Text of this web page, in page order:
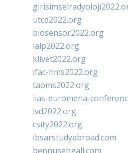
utcd2022.org
biosensor2022.org
ialp2022.org
klivet2022.org
ifac-hms2022.org
taoms2022.org
iias-euromena-
ivd2022.org
csity2022.org
ibsarstudyabroad.com
bennusehgall.com